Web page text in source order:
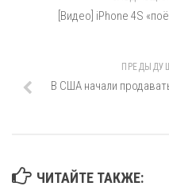
[Видео] iPhone 4S
В США начали
ЧИТАЙТЕ ТАКЖЕ: